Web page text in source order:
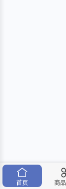
首页 商